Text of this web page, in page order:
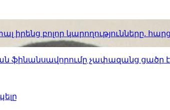
իրենց բոլոր կարողությունները.
ֆինանսավորումը չափազանց ցածր